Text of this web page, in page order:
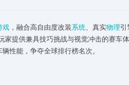
戏 ，融合高自由度改装系统 、真实物理引
家提供兼具技巧挑战与视觉冲击的赛车
性能，争夺全球排行榜名次。